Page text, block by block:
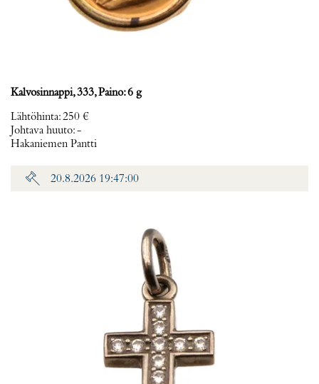
Kalvosinnappi, 333, Paino: 6 g
Lähtöhinta:250 €
Johtava huuto:-
Hakaniemen Pantti
20.8.2026 19:47:00